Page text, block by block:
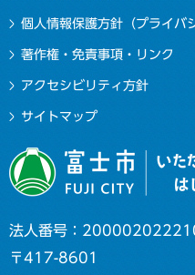
個人情報保護方針（プライバ
著作権・免責事項・リンク
アクセシビリティ方針
サイトマップ
法人番号：
〒417-8601